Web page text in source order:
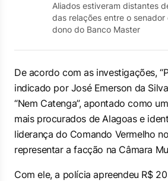
Aliados estiveram distantes
das relações entre o senador
dono do Banco Master
De acordo com as investigações,
indicado por José Emerson da
“Nem Catenga”, apontado como
mais procurados de Alagoas e
liderança do Comando Vermelho
representar a facção na Câmara
Com ele, a polícia apreendeu R$